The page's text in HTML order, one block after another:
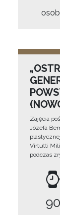
Zajęcia
Józefa
Virtutti
podczas
90